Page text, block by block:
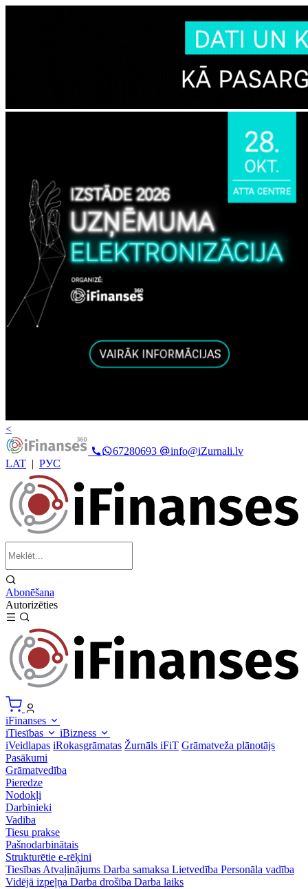
<
67280693
info@iZurnali.lv
LAT | РУС
Abonēšana
Autorizēties
iFinanses
iTiesības
iBizness
iVeidlapas iRokasgrāmatas Žurnāls iFiT Grāmatveža plānotājs
Pasākumi
Grāmatvedība
Pieredze
Nodokļi
Darbinieki
Vadība
Tiesu prakse
Pašnodarbinātais
Strukturētie e-rēķini
Tiesības Atvaļinājums Darba samaksa Lietvedība Personāla vadība
Vidējā izpeļņa Darba drošība Darba laiks